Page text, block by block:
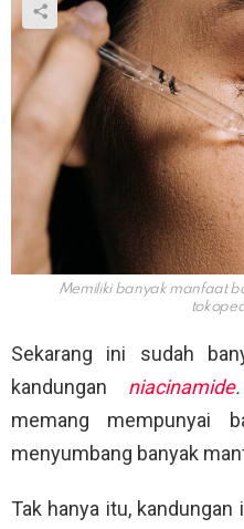
Memiliki banyak manfaat
Sekarang ini sudah
kandungan niacinamide
memang mempunyai
menyumbang banyak
Tak hanya itu,